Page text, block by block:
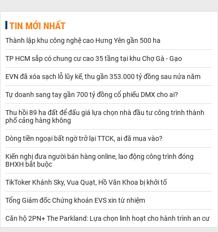
TIN MỚI NHẤT
Thành lập khu công nghệ cao Hưng Yên gần 500 ha
TP HCM sắp có chung cư cao 35 tầng tại khu Chợ Gà - Gạo
EVN đã xóa sạch lỗ lũy kế, thu gần 353.000 tỷ đồng sau nửa năm
Tự doanh sang tay gần 700 tỷ đồng cổ phiếu DMX cho ai?
Thu hồi 89 ha đất để đấu giá lựa chọn nhà đầu tư công trình thành
phố cảng hàng không
Dòng tiền ngoại bất ngờ trở lại TTCK, ai đã mua vào?
Kiến nghị đưa người bán hàng online, lao động công trình đóng
BHXH bắt buộc
TikToker Khánh Sky, Vua Quạt, Hồ Văn Khoa bị khởi tố
Tổng Giám đốc Chứng khoán EVS xin từ nhiệm
Căn hộ 2PN+ The Parkland: Lựa chọn linh hoạt cho hành trình an cư